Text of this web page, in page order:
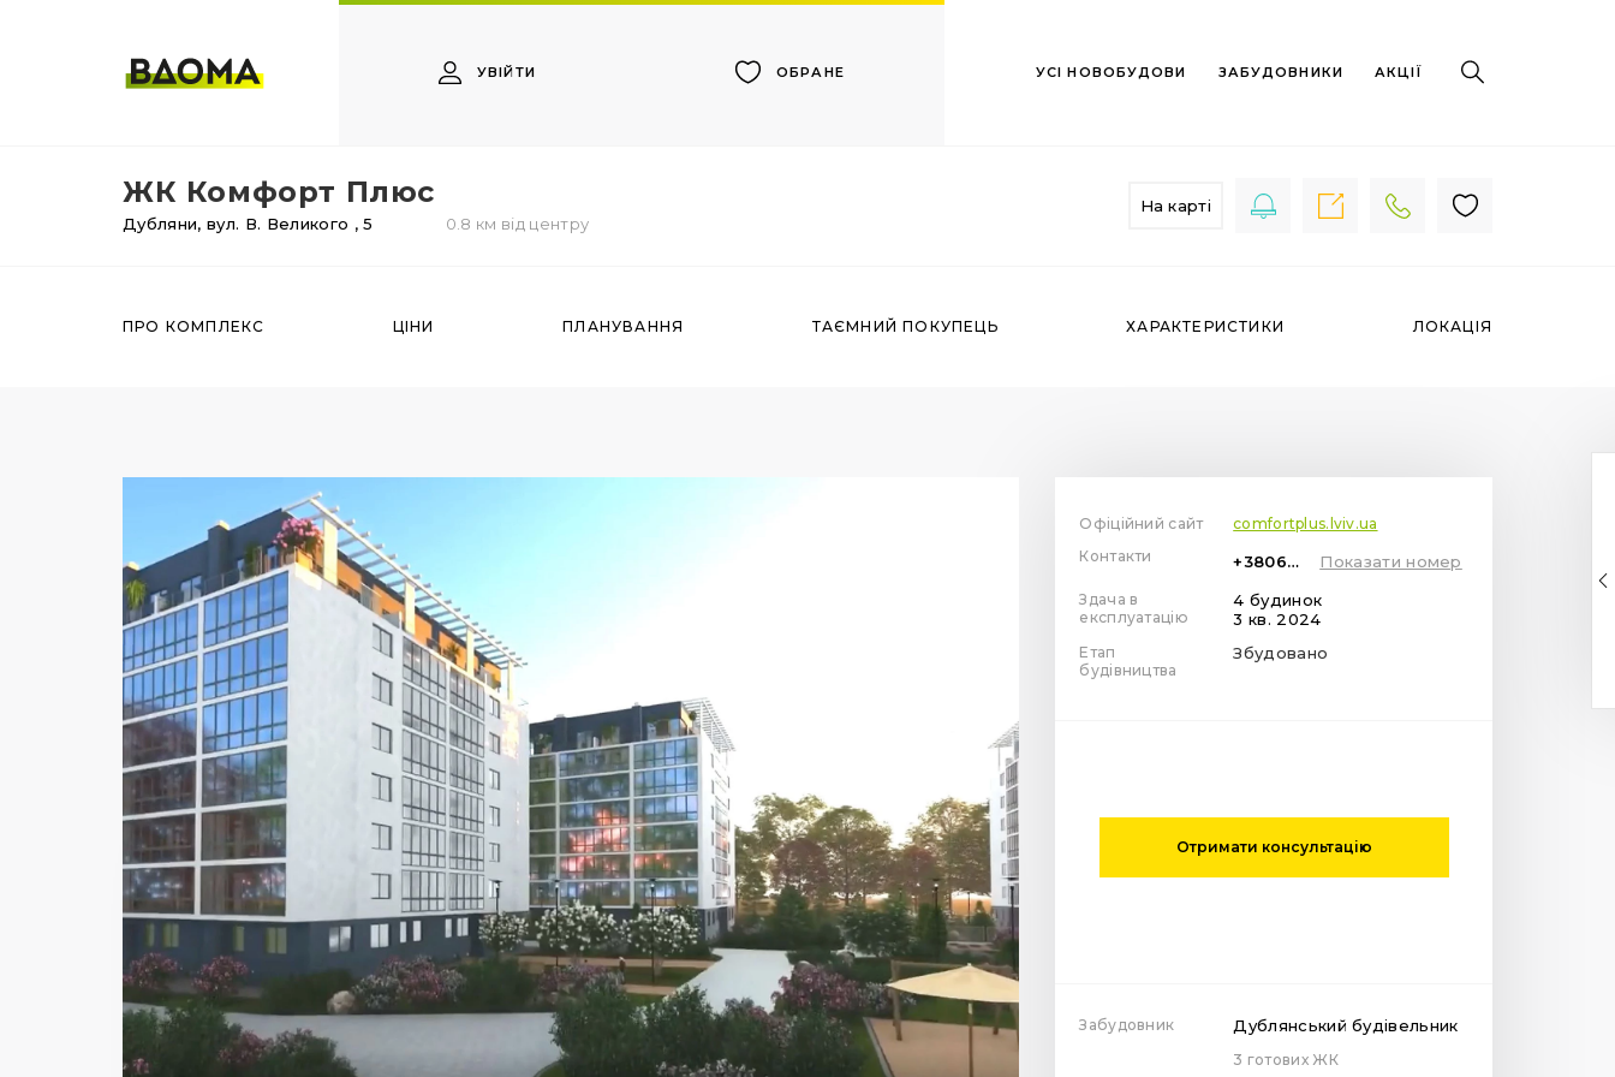
УВІЙТИ ОБРАНЕ УСІ НОВОБУДОВИ ЗАБУДОВНИКИ АКЦІЇ
ЖК Комфорт Плюс
Дубляни, вул. В. Великого , 5 0.8 км від центру
На карті
ПРО КОМПЛЕКС ЦІНИ ПЛАНУВАННЯ ТАЄМНИЙ ПОКУПЕЦЬ ХАРАКТЕРИСТИКИ ЛОКАЦІЯ
Офіційний сайт
comfortplus.lviv.ua
Контакти
+380675871587 Показати номер
Здача в
експлуатацію
4 будинок
3 кв. 2024
Етап
будівництва
Збудовано
Отримати консультацію
Забудовник Дублянський будівельник
3 готових ЖК